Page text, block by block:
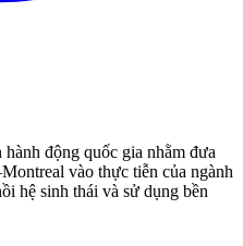
động quốc gia nhằm đưa
vào thực tiễn của ngành
hệ sinh thái và sử dụng bền